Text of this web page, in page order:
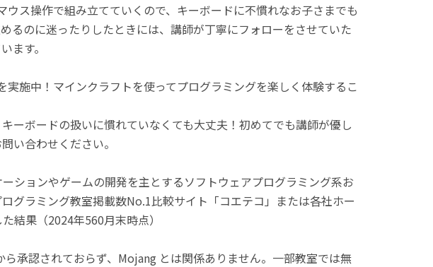
ス操作で組み立てていくので、キーボードに不慣れなお子さまでも
るのに迷ったりしたときには、講師が丁寧にフォローをさせていた
ます。
施中！マインクラフトを使ってプログラミングを楽しく体験するこ
ーボードの扱いに慣れていなくても大丈夫！初めてでも講師が優し
い合わせください。
ションやゲームの開発を主とするソフトウェアプログラミング系お
グラミング教室掲載数No.1比較サイト「コエテコ」または各社ホー
結果（2024年560月末時点）
承認されておらず、Mojang とは関係ありません。一部教室では無